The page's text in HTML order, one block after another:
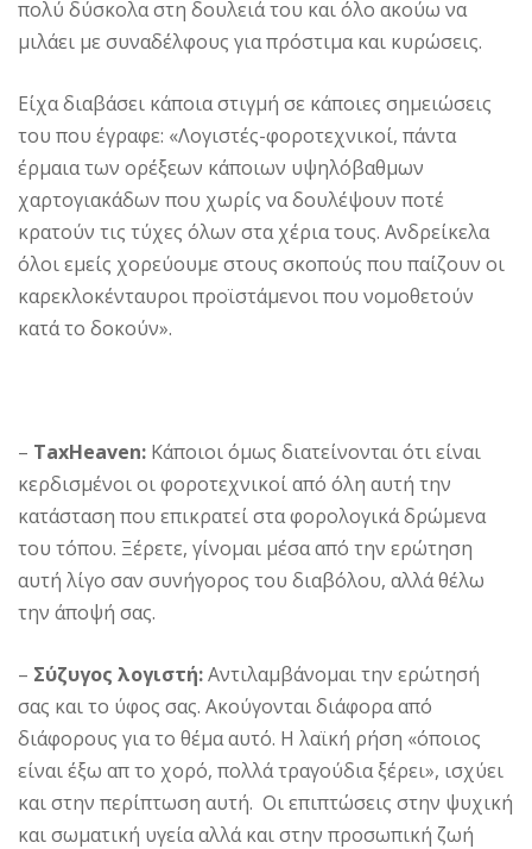
πολύ δύσκολα στη δουλειά του και όλο ακούω να
μιλάει με συναδέλφους για πρόστιμα και κυρώσεις.
Είχα διαβάσει κάποια στιγμή σε κάποιες σημειώσεις
του που έγραφε: «Λογιστές-φοροτεχνικοί, πάντα
έρμαια των ορέξεων κάποιων υψηλόβαθμων
χαρτογιακάδων που χωρίς να δουλέψουν ποτέ
κρατούν τις τύχες όλων στα χέρια τους. Ανδρείκελα
όλοι εμείς χορεύουμε στους σκοπούς που παίζουν οι
καρεκλοκένταυροι προϊστάμενοι που νομοθετούν
κατά το δοκούν».
– TaxHeaven: Κάποιοι όμως διατείνονται ότι είναι
κερδισμένοι οι φοροτεχνικοί από όλη αυτή την
κατάσταση που επικρατεί στα φορολογικά δρώμενα
του τόπου. Ξέρετε, γίνομαι μέσα από την ερώτηση
αυτή λίγο σαν συνήγορος του διαβόλου, αλλά θέλω
την άποψή σας.
– Σύζυγος λογιστή:Αντιλαμβάνομαι την ερώτησή
σας και το ύφος σας. Ακούγονται διάφορα από
διάφορους για το θέμα αυτό. Η λαϊκή ρήση «όποιος
είναι έξω απ το χορό, πολλά τραγούδια ξέρει», ισχύει
και στην περίπτωση αυτή. Οι επιπτώσεις στην ψυχική
και σωματική υγεία αλλά και στην προσωπική ζωή